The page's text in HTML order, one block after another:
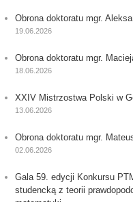
Obrona doktoratu mgr.
19.06.2026
Obrona doktoratu mgr.
18.06.2026
XXIV Mistrzostwa Polski w
13.06.2026
Obrona doktoratu mgr.
02.06.2026
Gala 59. edycji Konkursu
studencką z teorii